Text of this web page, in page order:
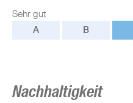
Sehr gut
A
B
Nachhaltigkeit